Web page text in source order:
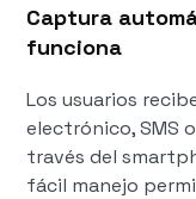
Captura
funciona
Los usuarios
electrónico, SMS
través del
fácil manejo